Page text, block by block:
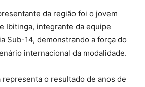
da região foi o jovem
Ibitinga, integrante da equipe
Sub-14, demonstrando a força do
internacional da modalidade.
o resultado de anos de